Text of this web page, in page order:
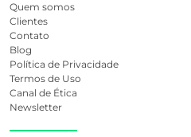
Quem somos
Clientes
Contato
Blog
Política de Privacidade
Termos de Uso
Canal de Ética
Newsletter